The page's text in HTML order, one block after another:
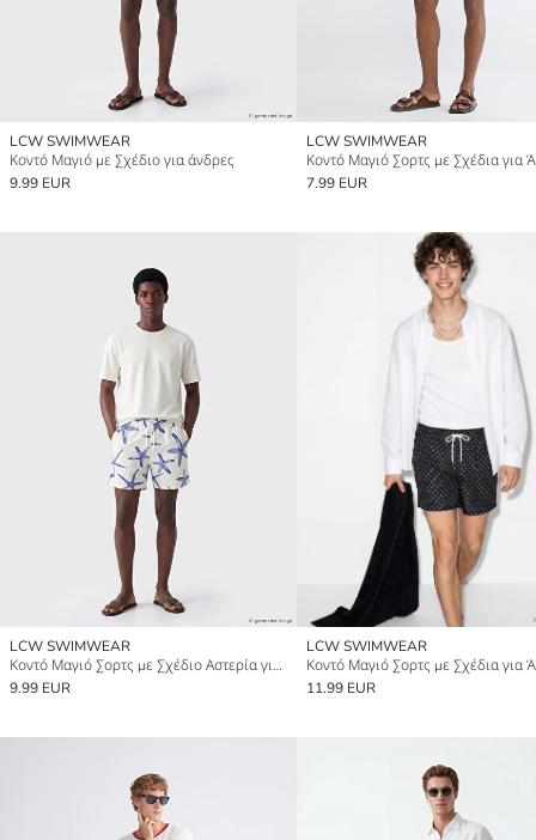
LCW SWIMWEAR
Κοντό Μαγιό με Σχέδιο για άνδρες
9.99 EUR
LCW SWIMWEAR
Κοντό Μαγιό Σορτς με Σχέδια για
7.99 EUR
LCW SWIMWEAR
Κοντό Μαγιό Σορτς με Σχέδιο Αστερία για Άνδρες
9.99 EUR
LCW SWIMWEAR
Κοντό Μαγιό Σορτς με Σχέδια για
11.99 EUR